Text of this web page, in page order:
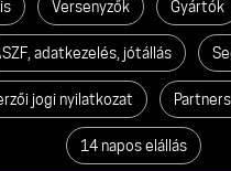
Versenyzők Gyártók
adatkezelés, jótállás
jogi nyilatkozat
14 napos elállás